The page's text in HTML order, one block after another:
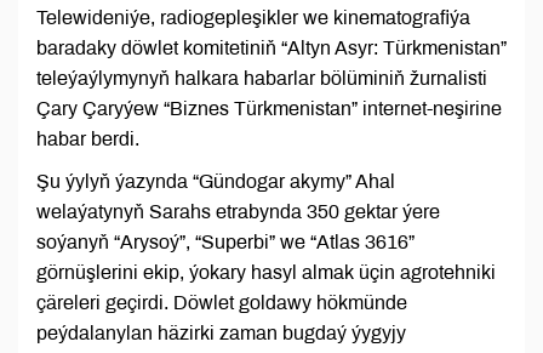
Telewideniýe, radiogepleşikler we kinematografiýa
baradaky döwlet komitetiniň “Altyn Asyr: Türkmenistan”
teleýaýlymynyň halkara habarlar bölüminiň žurnalisti
Çary Çaryýew “Biznes Türkmenistan” internet-neşirine
habar berdi.
Şu ýylyň ýazynda “Gündogar akymy” Ahal
welaýatynyň Sarahs etrabynda 350 gektar ýere
soýanyň “Arysoý”, “Superbi” we “Atlas 3616”
görnüşlerini ekip, ýokary hasyl almak üçin agrotehniki
çäreleri geçirdi. Döwlet goldawy hökmünde
peýdalanylan häzirki zaman bugdaý ýygyjy